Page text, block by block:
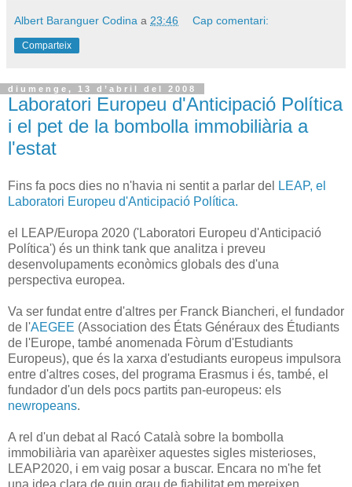
Albert Baranguer Codina a 23:46 Cap comentari:
Comparteix
diumenge, 13 d’abril del 2008
Laboratori Europeu d'Anticipació Política
i el pet de la bombolla immobiliària a
l'estat
Fins fa pocs dies no n'havia ni sentit a parlar del
LEAP, el
Laboratori Europeu d'Anticipació Política.
el LEAP/Europa 2020 ('Laboratori Europeu d'Anticipació
Política') és un think tank que analitza i preveu
desenvolupaments econòmics globals des d'una
perspectiva europea.
Va ser fundat entre d'altres per Franck Biancheri, el fundador
de l'AEGEE (Association des États Généraux des Étudiants
de l'Europe, també anomenada Fòrum d'Estudiants
Europeus), que és la xarxa d'estudiants europeus impulsora
entre d'altres coses, del programa Erasmus i és, també, el
fundador d'un dels pocs partits pan-europeus: els
newropeans.
A rel d'un debat al Racó Català sobre la bombolla
immobiliària van aparèixer aquestes sigles misterioses,
LEAP2020, i em vaig posar a buscar. Encara no m'he fet
una idea clara de quin grau de fiabilitat em mereixen